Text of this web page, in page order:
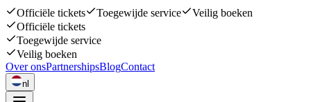
Officiële tickets Toegewijde service
Veilig boeken
Officiële tickets
Toegewijde service
Veilig boeken
Over onsPartnershipsBlogContact
nl